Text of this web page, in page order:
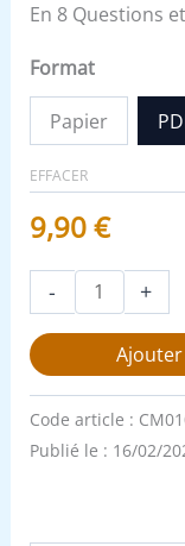
En 8 Questions
Format
Papier
EFFACER
9,90€
- +
Code article :
Publié le : 16/02/